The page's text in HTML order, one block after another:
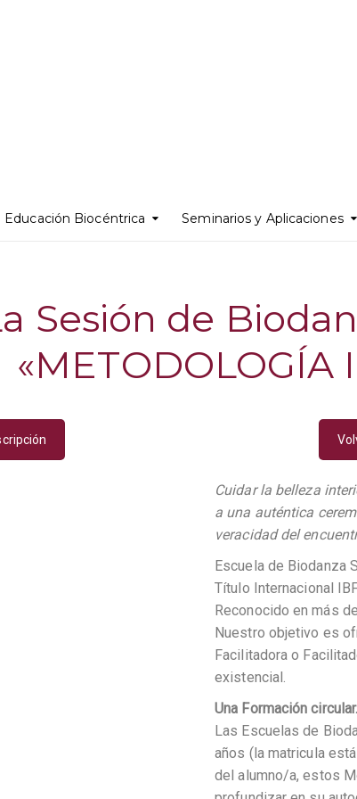
Educación Biocéntrica Seminarios y Aplicaciones
Sesión de
«METODOLOGÍA
Cuidar la belleza
a una auténtica
veracidad del
Escuela de Biodanza
Título Internacional
Reconocido en más
Nuestro objetivo es
Facilitadora o
existencial.
Una Formación circular.
Las Escuelas de
años (la matricula
del alumno/a, estos